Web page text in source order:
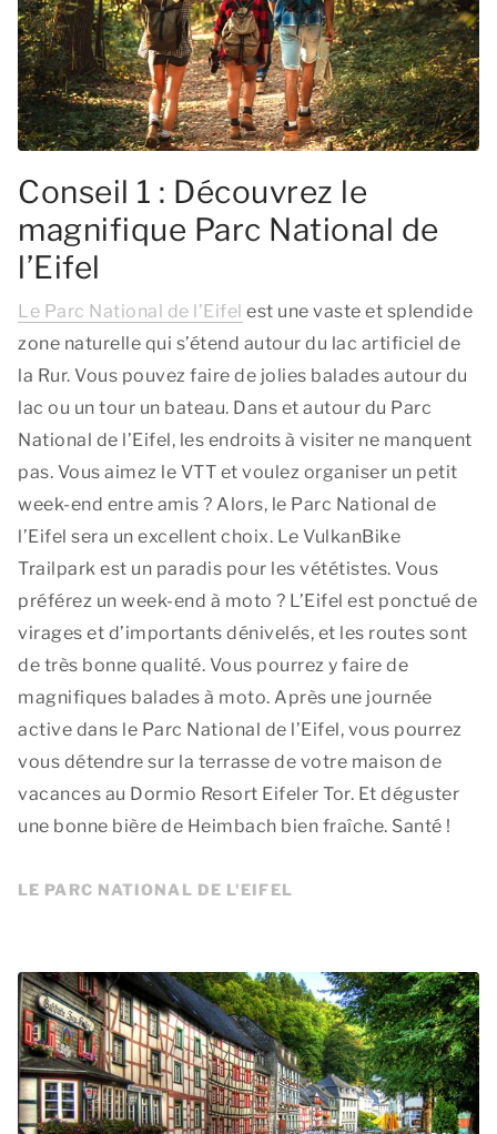
Conseil 1 : Découvrez le
magnifique Parc National de
l’Eifel
Le Parc National de l’Eifel est une vaste et splendide
zone naturelle qui s’étend autour du lac artificiel de
la Rur. Vous pouvez faire de jolies balades autour du
lac ou un tour un bateau. Dans et autour du Parc
National de l’Eifel, les endroits à visiter ne manquent
pas. Vous aimez le VTT et voulez organiser un petit
week-end entre amis ? Alors, le Parc National de
l’Eifel sera un excellent choix. Le VulkanBike
Trailpark est un paradis pour les vététistes. Vous
préférez un week-end à moto ? L’Eifel est ponctué de
virages et d’importants dénivelés, et les routes sont
de très bonne qualité. Vous pourrez y faire de
magnifiques balades à moto. Après une journée
active dans le Parc National de l’Eifel, vous pourrez
vous détendre sur la terrasse de votre maison de
vacances au Dormio Resort Eifeler Tor. Et déguster
une bonne bière de Heimbach bien fraîche. Santé !
LE PARC NATIONAL DE L'EIFEL